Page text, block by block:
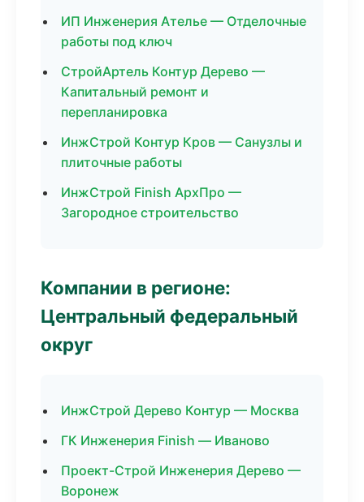
ИП Инженерия Ателье — Отделочные
работы под ключ
СтройАртель Контур Дерево —
Капитальный ремонт и
перепланировка
ИнжСтрой Контур Кров — Санузлы и
плиточные работы
ИнжСтрой Finish АрхПро —
Загородное строительство
Компании в регионе:
Центральный федеральный
округ
ИнжСтрой Дерево Контур — Москва
ГК Инженерия Finish — Иваново
Проект-Строй Инженерия Дерево —
Воронеж